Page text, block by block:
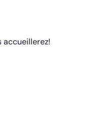
accueillerez!